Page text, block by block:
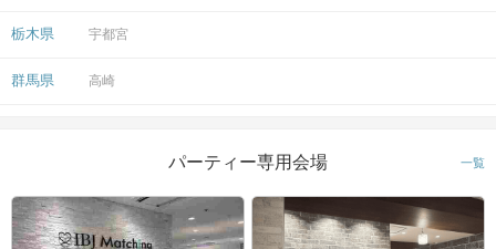
会場
注意事項
栃木県 宇都宮
群馬県 高崎
パーティー専用会場 一覧